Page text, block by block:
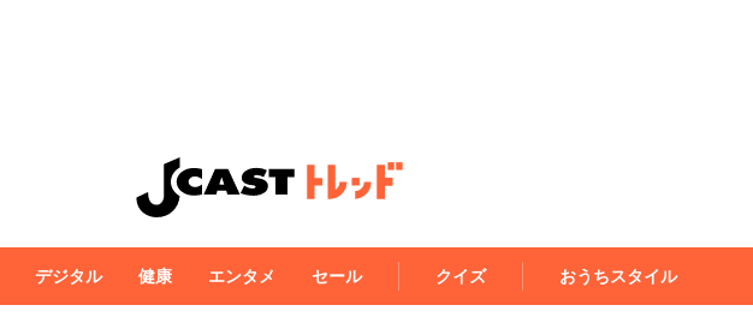
デジタル 健康 エンタメ セール クイズ おうちスタイル